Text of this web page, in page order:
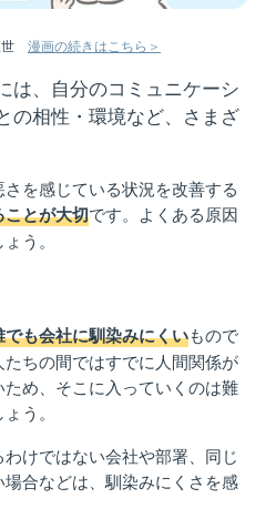
発言をする
を気にしすぎる
デメリット
て多くの情報を集める
トを活用する
世 漫画の続きはこちら＞
は、自分のコミュニケーシ
の相性・環境など、さまざ
さを感じている状況を改善する
とが大切です。よくある原因
う。
も会社に馴染みにくいもので
ちの間ではすでに人間関係が
め、そこに入っていくのは難
う。
けではない会社や部署、 同じ
合などは、 馴染みにくさを感